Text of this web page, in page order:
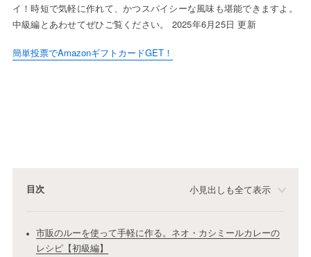
イ！時短で気軽に作れて、かつスパイシーな風味も堪能できますよ。
中級編とあわせてぜひご覧ください。 2025年6月25日 更新
簡単投票でAmazonギフトカードGET！
目次 小見出しも全て表示
市販のルーを使って手軽に作る。ネオ・カシミールカレーの
レシピ【初級編】